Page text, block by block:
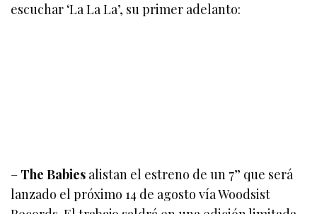
escuchar ‘La La La’, su primer adelanto:
– The Babies alistan el estreno de un 7” que será
lanzado el próximo 14 de agosto vía Woodsist